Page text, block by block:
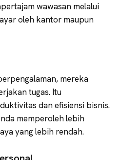
wawasan melalui
oleh kantor maupun
mereka
tugas. Itu
dan efisiensi bisnis.
memperoleh lebih
yang lebih rendah.